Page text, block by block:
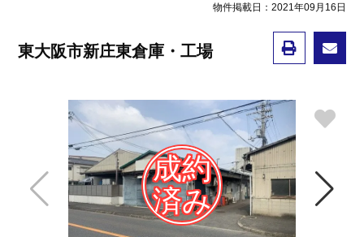
物件掲載日：2021年09月16日
東大阪市新庄東倉庫・工場